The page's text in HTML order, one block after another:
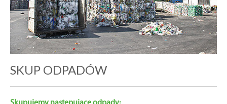
SKUP ODPADÓW